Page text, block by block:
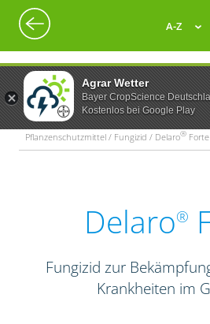
Agrar Wetter
Bayer CropScience
Kostenlos bei Google Play
A-Z
Pflanzenschutzmittel / Fungizid / Delaro® Forte
Delaro®
Fungizid zur
Krankheiten im